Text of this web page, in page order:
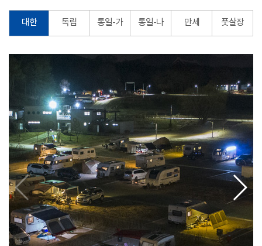
대한 독립 통일-가 통일-나 만세 풋살장